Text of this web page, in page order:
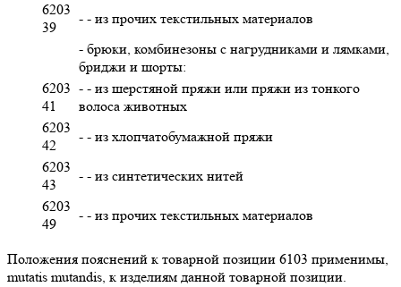
6203
39
- - из прочих текстильных материалов
- брюки, комбинезоны с нагрудниками и лямками,
бриджи и шорты:
6203
41
- - из шерстяной пряжи или пряжи из тонкого
волоса животных
6203
42
- - из хлопчатобумажной пряжи
6203
43
- - из синтетических нитей
6203
49
- - из прочих текстильных материалов
Положения пояснений к товарной позиции 6103 применимы,
mutatis mutandis, к изделиям данной товарной позиции.